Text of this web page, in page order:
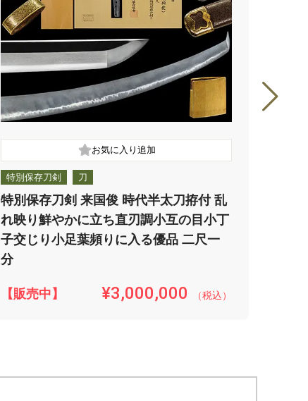
特別保存刀剣 刀
特別保存刀剣 来国俊 時代半太刀拵付 乱
れ映り鮮やかに立ち直刃調小互の目小丁
子交じり小足葉頻りに入る優品 二尺一
分
【販売中】 ¥3,000,000 （税込）